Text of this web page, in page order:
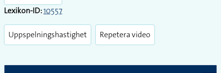
Lexikon-ID:10557
Uppspelningshastighet Repetera video